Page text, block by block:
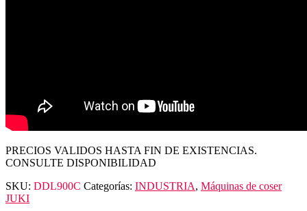
PRECIOS VALIDOS HASTA FIN DE EXISTENCIAS.
CONSULTE DISPONIBILIDAD
SKU: DDL900C Categorías: INDUSTRIA, Máquinas de coser
JUKI